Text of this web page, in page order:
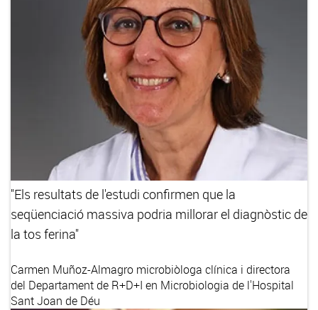
"Els resultats de l'estudi confirmen que la
seqüenciació massiva podria millorar el diagnòstic de
la tos ferina"
Carmen Muñoz-Almagro microbiòloga clínica i directora
del Departament de R+D+I en Microbiologia de l'Hospital
Sant Joan de Déu